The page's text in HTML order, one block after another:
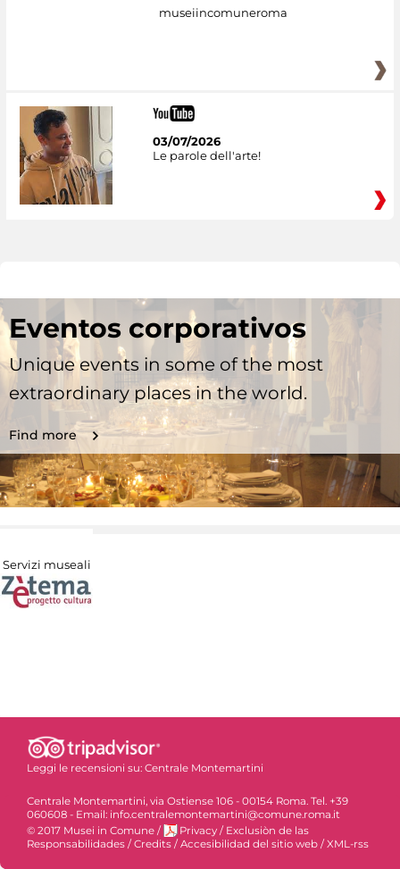
museiincomuneroma
03/07/2026
Le parole dell'arte!
Eventos corporativos
Unique events in some of the most
extraordinary places in the world.
Find more
Servizi museali
Leggi le recensioni su: Centrale Montemartini
Centrale Montemartini, via Ostiense 106 - 00154 Roma. Tel. +39
060608 - Email: info.centralemontemartini@comune.roma.it
© 2017 Musei in Comune / Privacy / Exclusiòn de las
Responsabilidades / Credits / Accesibilidad del sitio web / XML-rss